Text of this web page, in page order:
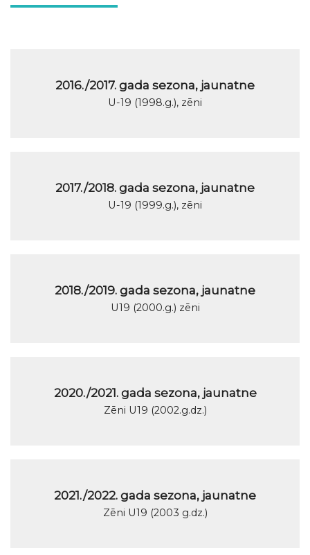
2016./2017. gada sezona, jaunatne
U-19 (1998.g.), zēni
2017./2018. gada sezona, jaunatne
U-19 (1999.g.), zēni
2018./2019. gada sezona, jaunatne
U19 (2000.g.) zēni
2020./2021. gada sezona, jaunatne
Zēni U19 (2002.g.dz.)
2021./2022. gada sezona, jaunatne
Zēni U19 (2003 g.dz.)